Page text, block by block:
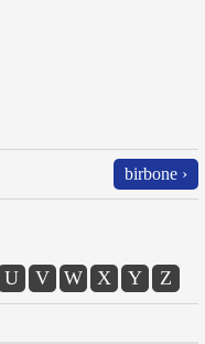
birbone ›
U V W X Y Z